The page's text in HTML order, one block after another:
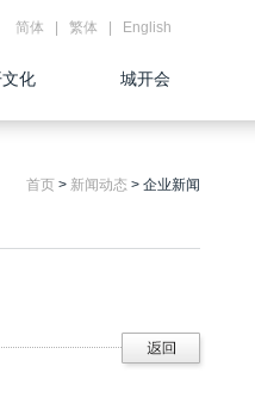
简体 繁体 English
化 城开会
首页 > 新闻动态 > 企业新闻